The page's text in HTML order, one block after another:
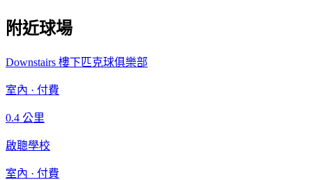
附近球場
Downstairs 樓下匹克球俱樂部
室內 · 付費
0.4 公里
啟聰學校
室內 · 付費